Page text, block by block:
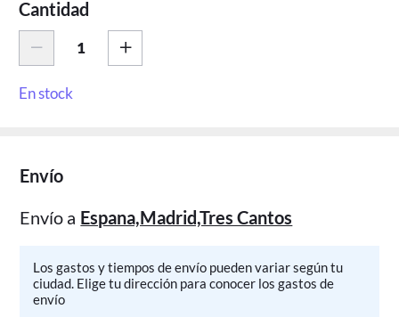
Cantidad
En stock
Envío
Envío a Espana,Madrid,Tres Cantos
Los gastos y tiempos de envío pueden variar según tu
ciudad. Elige tu dirección para conocer los gastos de
envío